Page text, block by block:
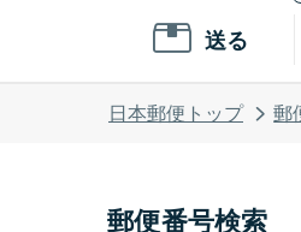
送る
日本郵便トップ 郵
郵便番号検索